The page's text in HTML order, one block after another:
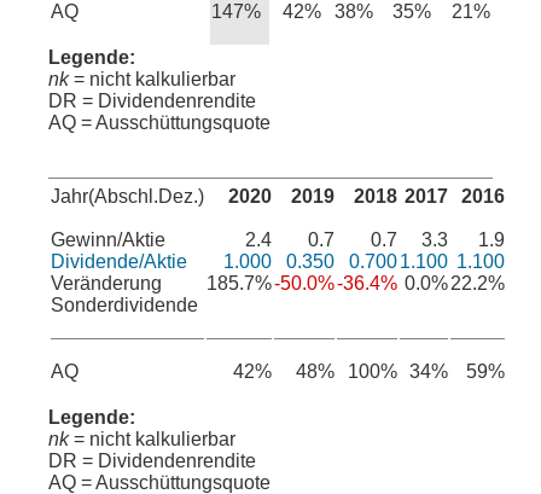
AQ 147% 42% 38% 35% 21%
Legende:
nk= nicht kalkulierbar
DR = Dividendenrendite
AQ = Ausschüttungsquote
Jahr(Abschl.Dez.)
Gewinn/Aktie
Dividende/Aktie
Veränderung
Sonderdividende
AQ
2020
2.4
1.000
185.7%
42%
2019
0.7
0.350
-50.0%
48%
2018
0.7
0.700
-36.4%
100%
2017
3.3
1.100
0.0%
34%
2016
1.9
1.100
22.2%
59%
Legende:
nk= nicht kalkulierbar
DR = Dividendenrendite
AQ = Ausschüttungsquote